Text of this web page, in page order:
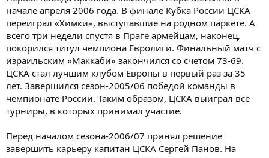
начале апреля 2006 года. В финале Кубка России ЦСКА
переиграл «Химки», выступавшие на родном паркете. А
всего три недели спустя в Праге армейцам, наконец,
покорился титул чемпиона Евролиги. Финальный матч с
израильским «Маккаби» закончился со счетом 73-69.
ЦСКА стал лучшим клубом Европы в первый раз за 35
лет. Завершился сезон-2005/06 победой команды в
чемпионате России. Таким образом, ЦСКА выиграл все
турниры, в которых принимал участие.
Перед началом сезона-2006/07 принял решение
завершить карьеру капитан ЦСКА Сергей Панов. На